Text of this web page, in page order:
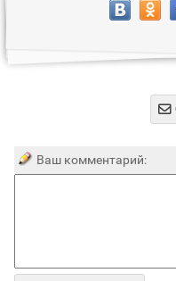

Ваш комментарий: